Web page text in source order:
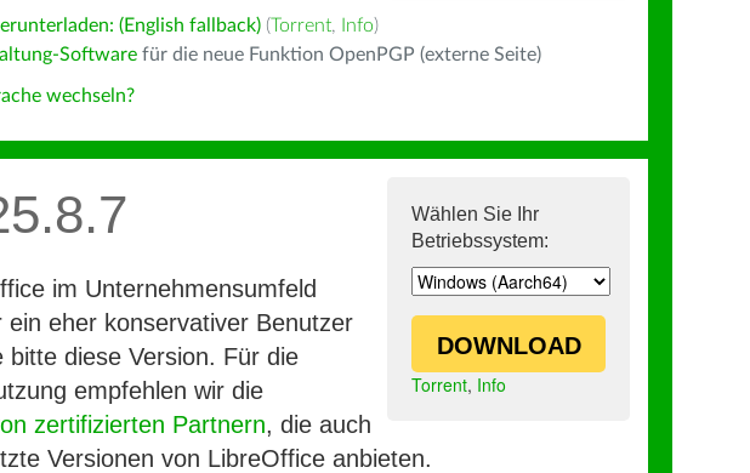
(English fallback) (Torrent, Info)
Software für die neue Funktion OpenPGP (externe Seite)
wechseln?
Wählen Sie Ihr
Betriebssystem:
DOWNLOAD
Torrent, Info
im Unternehmensumfeld
ein eher konservativer Benutzer
bitte diese Version. Für die
empfehlen wir die
zertifizierten Partnern, die auch
Versionen von LibreOffice anbieten.